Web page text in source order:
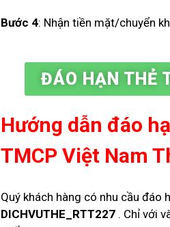
Bước 4: Nhận tiền mặt/chuyển
ĐÁO HẠN THẺ
Hướng dẫn đáo
TMCP Việt Nam
Quý khách hàng có nhu cầu đáo
DICHVUTHE_RTT227 . Chỉ với